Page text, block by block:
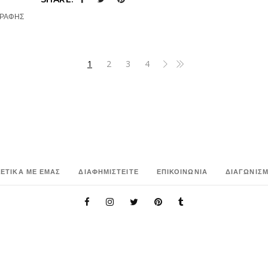
1 2 3 4
ΜΕ ΕΜΑΣ ΔΙΑΦΗΜΙΣΤΕΙΤΕ ΕΠΙΚΟΙΝΩΝΙΑ